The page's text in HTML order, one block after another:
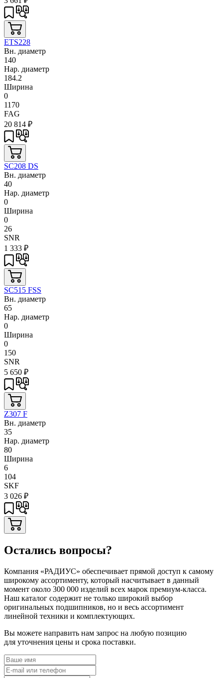
ETS228
Вн. диаметр
140
Нар. диаметр
184.2
Ширина
0
1170
FAG
20 814 ₽
SC208 DS
Вн. диаметр
40
Нар. диаметр
0
Ширина
0
26
SNR
1 333 ₽
SC515 FSS
Вн. диаметр
65
Нар. диаметр
0
Ширина
0
150
SNR
5 650 ₽
Z307 F
Вн. диаметр
35
Нар. диаметр
80
Ширина
6
104
SKF
3 026 ₽
Остались вопросы?
Компания «РАДИУС» обеспечивает прямой доступ к самому
широкому ассортименту, который насчитывает в данный
момент около 300 000 изделий всех марок премиум-класса.
Наш каталог содержит не только широкий выбор
оригинальных подшипников, но и весь ассортимент
линейной техники и комплектующих.
Вы можете направить нам запрос на любую позицию
для уточнения цены и срока поставки.